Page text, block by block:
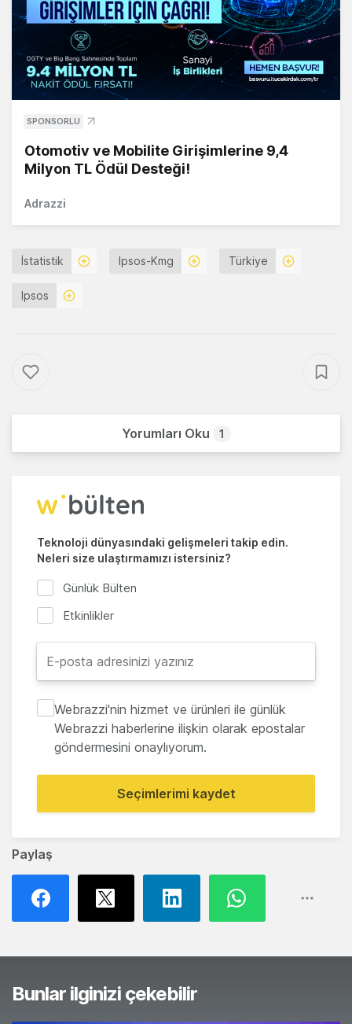
Paylaş
SPONSORLU
Otomotiv ve Mobilite Girişimlerine 9,4
Milyon TL Ödül Desteği!
Adrazzi
İstatistik Ipsos-Kmg Türkiye
Ipsos
Yorumları Oku 1
Teknoloji dünyasındaki gelişmeleri takip edin.
Neleri size ulaştırmamızı istersiniz?
Günlük Bülten
Etkinlikler
Webrazzi'nin hizmet ve ürünleri ile günlük
Webrazzi haberlerine ilişkin olarak epostalar
göndermesini onaylıyorum.
Seçimlerimi kaydet
Bunlar ilginizi çekebilir